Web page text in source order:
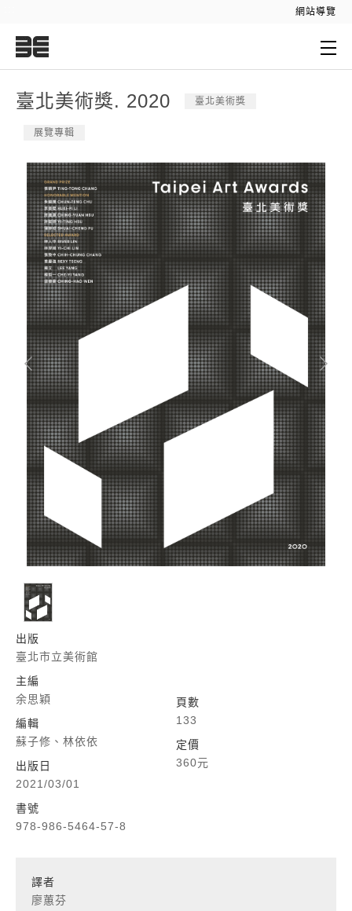
網站導覽
臺北美術獎. 2020 臺北美術獎
展覽專輯
出版
臺北市立美術館
主編
余思穎
編輯
蘇子修、林依依
出版日
2021/03/01
書號
978-986-5464-57-8
頁數
133
定價
360元
譯者
廖蕙芬